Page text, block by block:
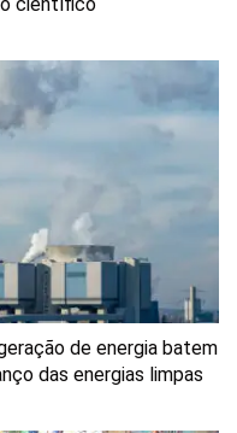
de energia batem
das energias limpas